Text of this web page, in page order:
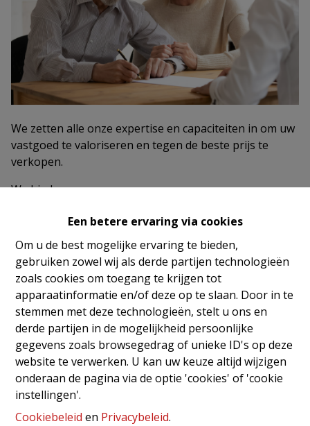
Een betere ervaring via cookies
Om u de best mogelijke ervaring te bieden,
gebruiken zowel wij als derde partijen technologieën
zoals cookies om toegang te krijgen tot
apparaatinformatie en/of deze op te slaan. Door in te
stemmen met deze technologieën, stelt u ons en
derde partijen in de mogelijkheid persoonlijke
gegevens zoals browsegedrag of unieke ID's op deze
website te verwerken. U kan uw keuze altijd wijzigen
onderaan de pagina via de optie 'cookies' of 'cookie
instellingen'.
Cookiebeleid en Privacybeleid.
We zetten alle onze expertise en capaciteiten in om uw
vastgoed te valoriseren en tegen de beste prijs te
verkopen.
We bieden aan:
Stap per stap begeleiding door een vaste
relatie ontstaat.
Promotie van uw vastgoed wordt op een
brede waaier van advertentie kanalen zodat
uw eigendom met de beste uitstraling en
service in de markt gezet wordt.
Gebruik van foto’s en video’s die door
professionele filmmakers worden gemaakt.
Perfecte kennis van de omgeving van uw
vastgoed.
U kunt in alle vertrouwen op een dynamisch
team van ervaren en beschikbare